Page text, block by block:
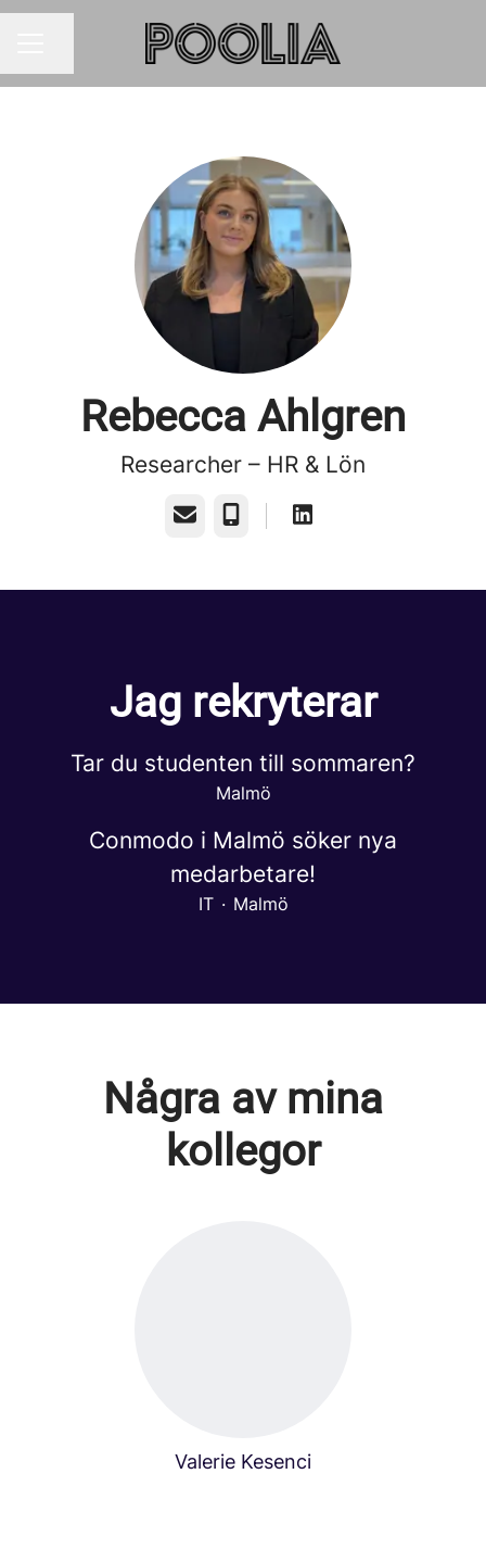
Rebecca Ahlgren
Researcher – HR & Lön
E-postTelefon
Jag rekryterar
Tar du studenten till sommaren?
Malmö
Conmodo i Malmö söker nya
medarbetare!
IT · Malmö
Några av mina
kollegor
Valerie Kesenci